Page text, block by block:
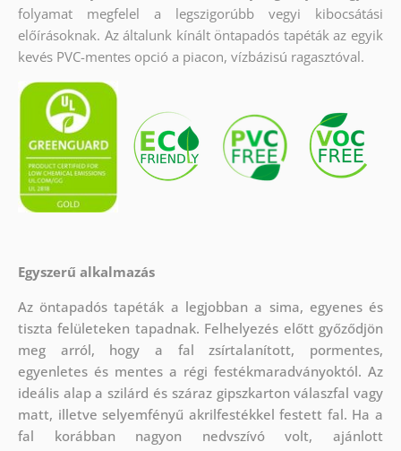
folyamat megfelel a legszigorúbb vegyi kibocsátási
előírásoknak. Az általunk kínált öntapadós tapéták az egyik
kevés PVC-mentes opció a piacon, vízbázisú ragasztóval.
Egyszerű alkalmazás
Az öntapadós tapéták a legjobban a sima, egyenes és
tiszta felületeken tapadnak. Felhelyezés előtt győződjön
meg arról, hogy a fal zsírtalanított, pormentes,
egyenletes és mentes a régi festékmaradványoktól. Az
ideális alap a szilárd és száraz gipszkarton válaszfal vagy
matt, illetve selyemfényű akrilfestékkel festett fal. Ha a
fal korábban nagyon nedvszívó volt, ajánlott